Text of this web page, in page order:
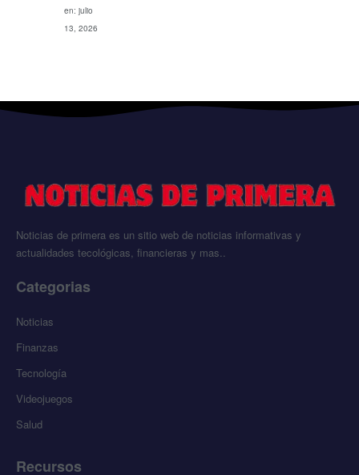
en: julio
13, 2026
Noticias de primera es un sitio web de noticias informativas y
actualidades tecológicas, financieras y mas..
Categorias
Noticias
Finanzas
Tecnología
Videojuegos
Salud
Recursos